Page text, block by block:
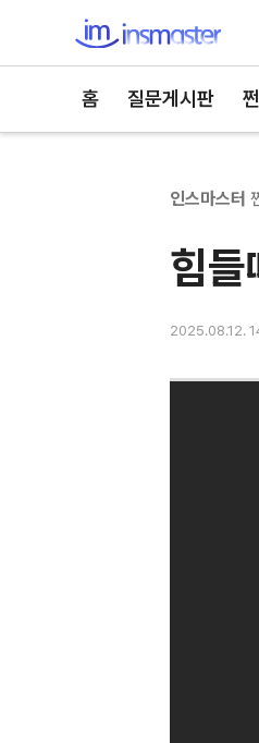
홈 질문게시판
인스마스터
힘들
2025.08.12.